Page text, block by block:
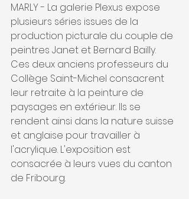
MARLY - La galerie Plexus expose
plusieurs séries issues de la
production picturale du couple de
peintres Janet et Bernard Bailly.
Ces deux anciens professeurs du
Collège Saint-Michel consacrent
leur retraite à la peinture de
paysages en extérieur. Ils se
rendent ainsi dans la nature suisse
et anglaise pour travailler à
l'acrylique. L'exposition est
consacrée à leurs vues du canton
de Fribourg.